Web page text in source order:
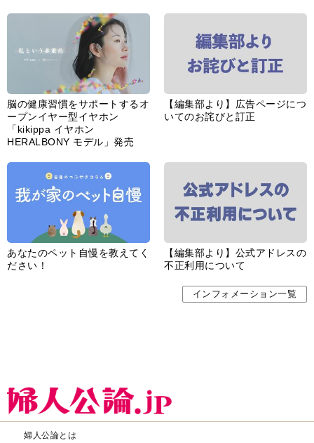
脳の健康習慣をサポートするオ
ープンイヤー型イヤホン
「kikippa イヤホン
HERALBONY モデル」発売
【編集部より】広告ページにつ
いてのお詫びと訂正
あなたのペット自慢を教えてく
ださい！
【編集部より】公式アドレスの
不正利用について
インフォメーション一覧
婦人公論とは